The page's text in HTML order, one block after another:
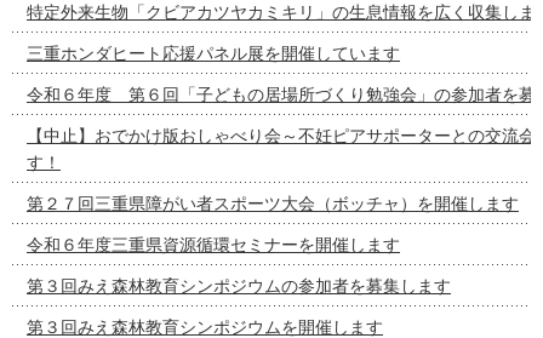
特定外来生物「クビアカツヤカミキリ」の生息情報を広く収集しま
三重ホンダヒート応援パネル展を開催しています
令和６年度 第６回「子どもの居場所づくり勉強会」の参加者を募
【中止】おでかけ版おしゃべり会～不妊ピアサポーターとの交流会
す！
第２７回三重県障がい者スポーツ大会（ボッチャ）を開催します
令和６年度三重県資源循環セミナーを開催します
第３回みえ森林教育シンポジウムの参加者を募集します
第３回みえ森林教育シンポジウムを開催します